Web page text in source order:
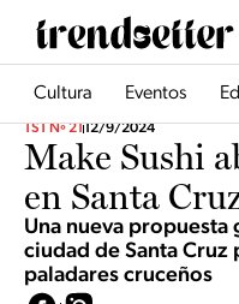
Cultura Eventos
TST Nº 2112/9/2024
Make Sushi
en Santa
Una nueva
ciudad de Santa
paladares cruceños